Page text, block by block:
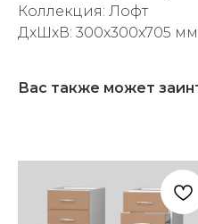
Коллекция: Лофт
ДxШxВ: 300x300x705 мм
Вас также может